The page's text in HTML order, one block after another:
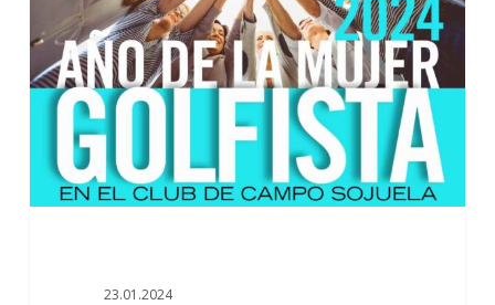
Campo
Sojuela
declara
Año
23.01.2024